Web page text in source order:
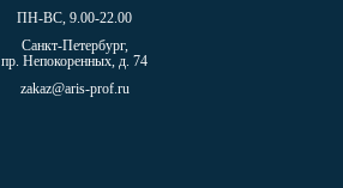
ПН-ВС, 9.00-22.00
Санкт-Петербург,
пр. Непокоренных, д. 74
zakaz@aris-prof.ru